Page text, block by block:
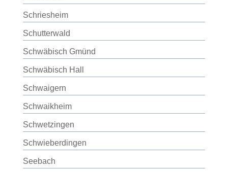
Schriesheim
Schutterwald
Schwäbisch Gmünd
Schwäbisch Hall
Schwaigern
Schwaikheim
Schwetzingen
Schwieberdingen
Seebach